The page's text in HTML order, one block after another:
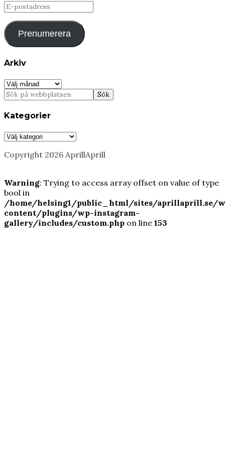
E-
postadress
Prenumerera
Arkiv
Arkiv
Kategorier
Kategorier
Copyright 2026 AprillAprill
Warning: Trying to access array offset on value of type
bool in
/home/helsing1/public_html/sites/aprillaprill.se/
content/plugins/wp-instagram-
gallery/includes/custom.php on line 153